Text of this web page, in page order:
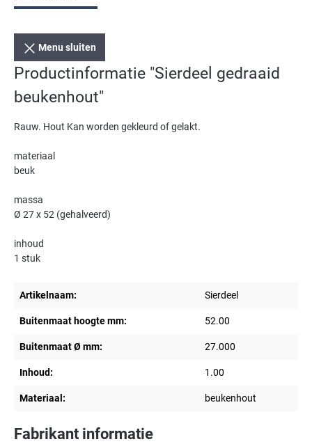
Menu sluiten
Productinformatie "Sierdeel gedraaid
beukenhout"
Rauw. Hout Kan worden gekleurd of gelakt.
materiaal
beuk
massa
Ø 27 x 52 (gehalveerd)
inhoud
1 stuk
Artikelnaam: Sierdeel
Buitenmaat hoogte mm: 52.00
Buitenmaat Ø mm: 27.000
Inhoud: 1.00
Materiaal: beukenhout
Fabrikant informatie